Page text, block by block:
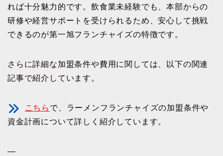
れば十分魅力的です。飲食業未経験でも、本部からの
研修や経営サポートを受けられるため、安心して挑戦
できるのが第一旭フランチャイズの特徴です。
さらに詳細な加盟条件や費用に関しては、以下の関連
記事で紹介しています。
こちら で、ラーメンフランチャイズの加盟条件や
資金計画について詳しく紹介しています。
—